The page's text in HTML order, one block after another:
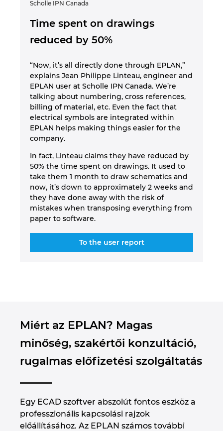
Scholle IPN Canada
Time spent on drawings
reduced by 50%
“Now, it’s all directly done through EPLAN,”
explains Jean Philippe Linteau, engineer and
EPLAN user at Scholle IPN Canada. We’re
talking about numbering, cross references,
billing of material, etc. Even the fact that
electrical symbols are integrated within
EPLAN helps making things easier for the
company.
In fact, Linteau claims they have reduced by
50% the time spent on drawings. It used to
take them 1 month to draw schematics and
now, it’s down to approximately 2 weeks and
they have done away with the risk of
mistakes when transposing everything from
paper to software.
To the user report
Miért az EPLAN? Magas
minőség, szakértői konzultáció,
rugalmas előfizetési szolgáltatás
Egy ECAD szoftver abszolút fontos eszköz a
professzionális kapcsolási rajzok
előállításához. Az EPLAN számos további